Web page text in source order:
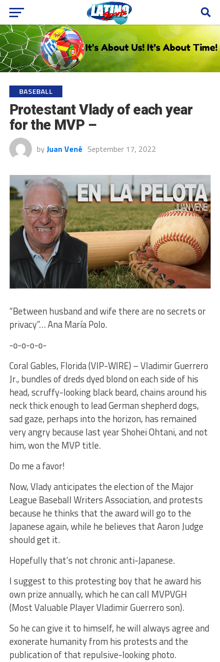
BASEBALL
Protestant Vlady of each year
for the MVP –
by Juan Vené September 17, 2022
“Between husband and wife there are no secrets or
privacy”… Ana María Polo.
-o-o-o-o-
Coral Gables, Florida (VIP-WIRE) – Vladimir Guerrero
Jr., bundles of dreds dyed blond on each side of his
head, scruffy-looking black beard, chains around his
neck thick enough to lead German shepherd dogs,
sad gaze, perhaps into the horizon, has remained
very angry because last year Shohei Ohtani, and not
him, won the MVP title.
Do me a favor!
Now, Vlady anticipates the election of the Major
League Baseball Writers Association, and protests
because he thinks that the award will go to the
Japanese again, while he believes that Aaron Judge
should get it.
Hopefully that’s not chronic anti-Japanese.
I suggest to this protesting boy that he award his
own prize annually, which he can call MVPVGH
(Most Valuable Player Vladimir Guerrero son).
So he can give it to himself, he will always agree and
exonerate humanity from his protests and the
publication of that repulsive-looking photo.